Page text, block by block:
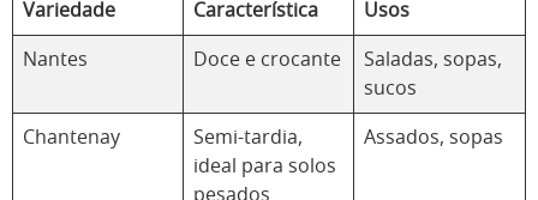
Variedade Característica Usos
Nantes Doce e crocante
Saladas, sopas,
sucos
Chantenay
Semi-tardia,
ideal para solos
pesados
Assados, sopas